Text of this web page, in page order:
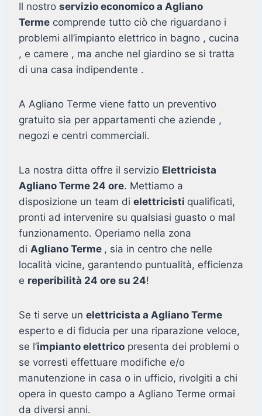
Il nostro servizio economico a Agliano
Terme comprende tutto ciò che riguardano i
problemi all’impianto elettrico in bagno , cucina
, e camere , ma anche nel giardino se si tratta
di una casa indipendente .
A Agliano Terme viene fatto un preventivo
gratuito sia per appartamenti che aziende ,
negozi e centri commerciali.
La nostra ditta offre il servizio Elettricista
Agliano Terme 24 ore. Mettiamo a
disposizione un team di elettricisti qualificati,
pronti ad intervenire su qualsiasi guasto o mal
funzionamento. Operiamo nella zona
di Agliano Terme , sia in centro che nelle
località vicine, garantendo puntualità, efficienza
e reperibilità 24 ore su 24!
Se ti serve un elettricista a Agliano Terme
esperto e di fiducia per una riparazione veloce,
se l’impianto elettrico presenta dei problemi o
se vorresti effettuare modifiche e/o
manutenzione in casa o in ufficio, rivolgiti a chi
opera in questo campo a Agliano Terme ormai
da diversi anni.